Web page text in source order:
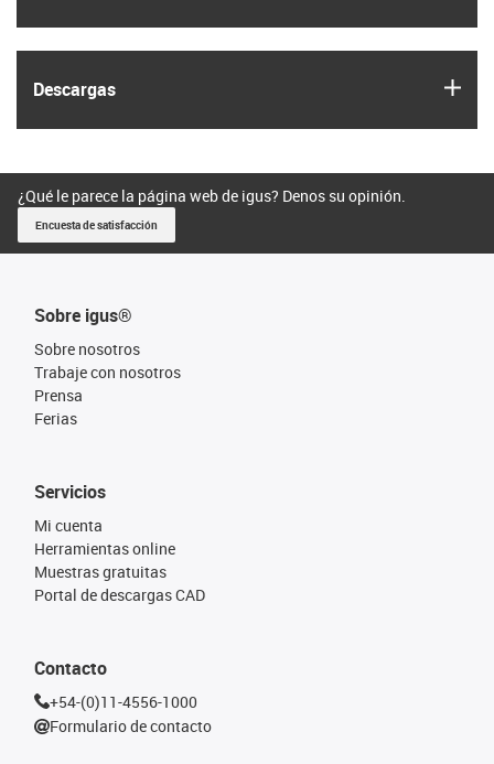
Descargas
¿Qué le parece la página web de igus? Denos su opinión.
Encuesta de satisfacción
Sobre igus®
Sobre nosotros
Trabaje con nosotros
Prensa
Ferias
Servicios
Mi cuenta
Herramientas online
Muestras gratuitas
Portal de descargas CAD
Contacto
+54-(0)11-4556-1000
Formulario de contacto